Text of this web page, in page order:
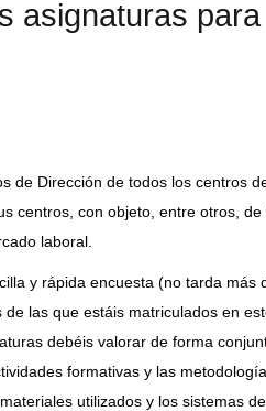
asignaturas
Dirección de todos los centros
centros, con objeto, entre otros,
laboral.
y rápida encuesta (no tarda más
las que estáis matriculados en
debéis valorar de forma
formativas y las
utilizados y los sistemas